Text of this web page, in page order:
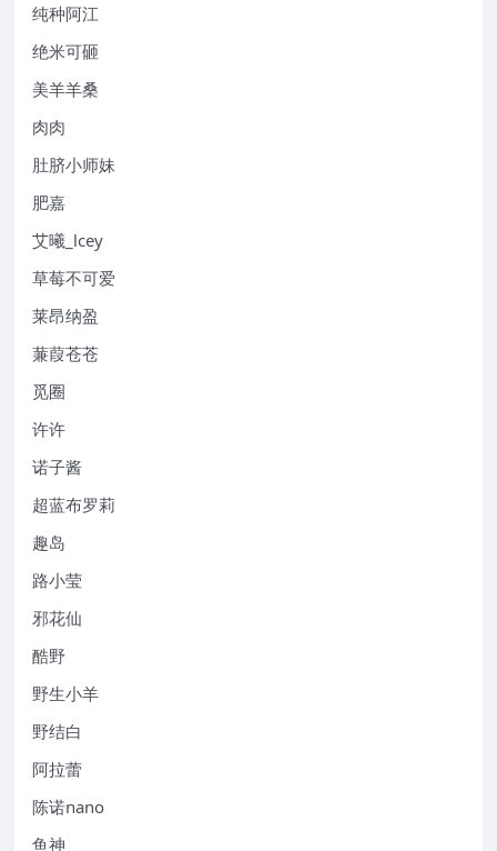
纯种阿江
绝米可砸
美羊羊桑
肉肉
肚脐小师妹
肥嘉
艾曦_lcey
草莓不可爱
莱昂纳盈
蒹葭苍苍
觅圈
许许
诺子酱
超蓝布罗莉
趣岛
路小莹
邪花仙
酷野
野生小羊
野结白
阿拉蕾
陈诺nano
鱼神